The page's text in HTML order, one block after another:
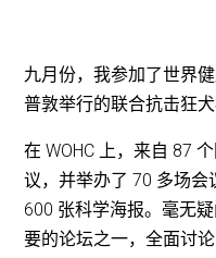
九月份，我参加了世界
普敦举行的联合抗击狂犬
在 WOHC 上，来自 87
议，并举办了 70 多场会
600 张科学海报。毫无
要的论坛之一，全面讨